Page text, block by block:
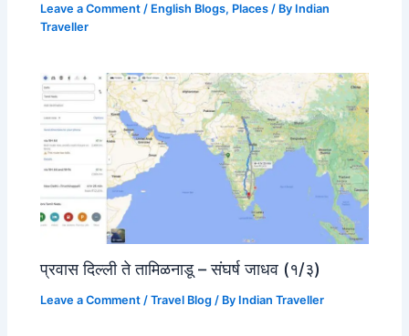
Leave a Comment / English Blogs, Places / By Indian
Traveller
प्रवास दिल्ली ते तामिळनाडू – संघर्ष जाधव (१/३)
Leave a Comment /Travel Blog / By Indian Traveller